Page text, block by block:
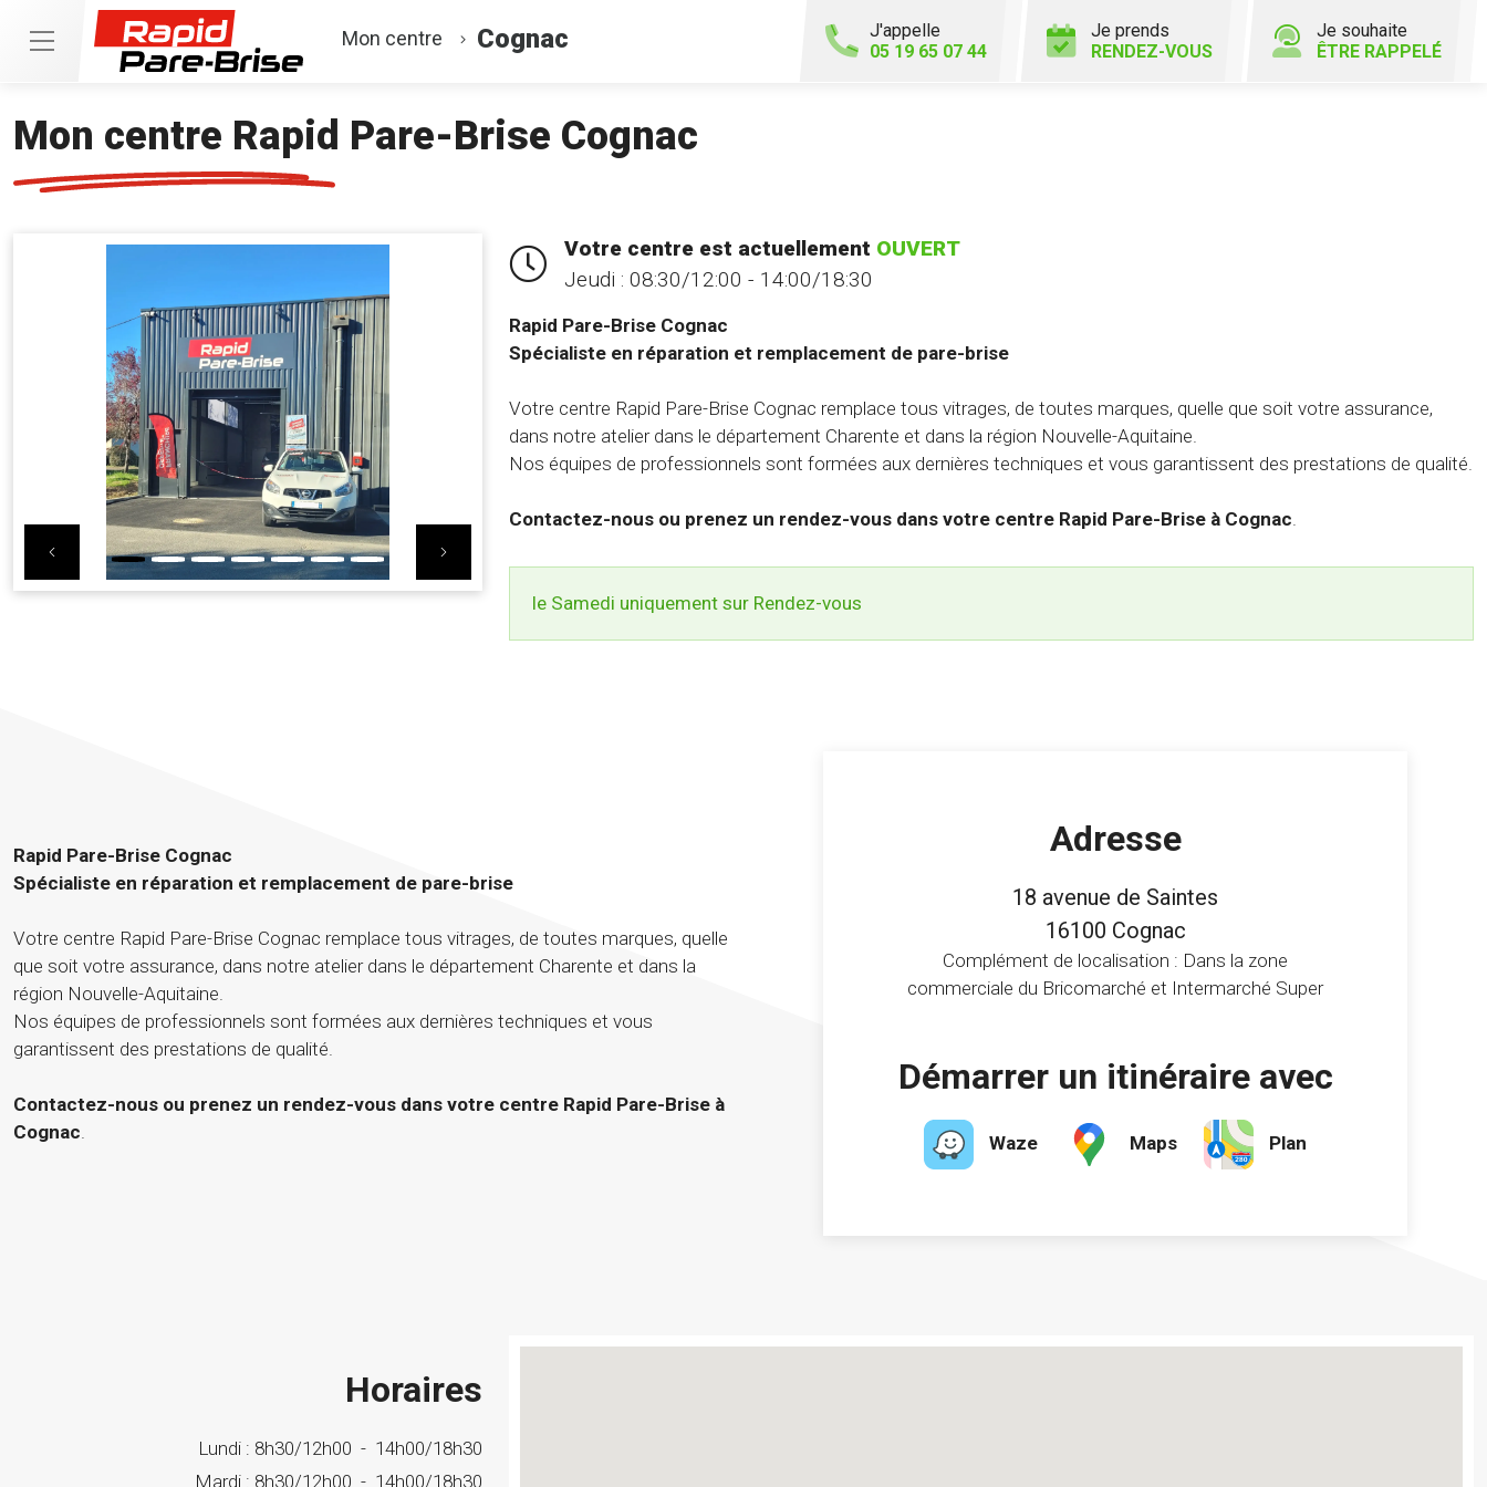
Mon centre Cognac
J'appelle
05 19 65 07 44
Je prends
RENDEZ-VOUS
Je souhaite
ÊTRE RAPPELÉ
Mon centre Rapid Pare-Brise Cognac
Previous Next
Votre centre est actuellement OUVERT
Jeudi : 08:30/12:00 - 14:00/18:30
Rapid Pare-Brise Cognac
Spécialiste en réparation et remplacement de pare-brise
Votre centre Rapid Pare-Brise Cognac remplace tous vitrages, de toutes marques, quelle que soit votre assurance,
dans notre atelier dans le département Charente et dans la région Nouvelle-Aquitaine.
Nos équipes de professionnels sont formées aux dernières techniques et vous garantissent des prestations de qualité.
Contactez-nous ou prenez un rendez-vous dans votre centre Rapid Pare-Brise à Cognac.
le Samedi uniquement sur Rendez-vous
Rapid Pare-Brise Cognac
Spécialiste en réparation et remplacement de pare-brise
Votre centre Rapid Pare-Brise Cognac remplace tous vitrages, de toutes marques, quelle
que soit votre assurance, dans notre atelier dans le département Charente et dans la
région Nouvelle-Aquitaine.
Nos équipes de professionnels sont formées aux dernières techniques et vous
garantissent des prestations de qualité.
Contactez-nous ou prenez un rendez-vous dans votre centre Rapid Pare-Brise à
Cognac
Adresse
18 avenue de Saintes
16100 Cognac
Complément de localisation : Dans la zone
commerciale du Bricomarché et Intermarché Super
Démarrer un itinéraire avec
Waze Maps Plan
Horaires
Lundi : 8h30/12h00 - 14h00/18h30
Mardi : 8h30/12h00 - 14h00/18h30